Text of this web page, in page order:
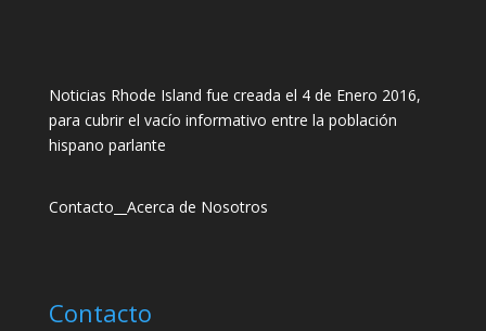
Noticias Rhode Island fue creada el 4 de Enero 2016,
para cubrir el vacío informativo entre la población
hispano parlante
Contacto Acerca de Nosotros
Contacto